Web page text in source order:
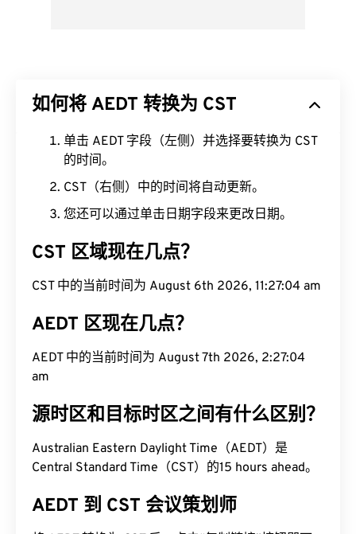
如何将 AEDT 转换为 CST
单击 AEDT 字段（左侧）并选择要转换为 CST
的时间。
CST（右侧）中的时间将自动更新。
您还可以通过单击日期字段来更改日期。
CST 区域现在几点？
CST 中的当前时间为 August 6th 2026, 11:27:05 am
AEDT 区现在几点？
AEDT 中的当前时间为 August 7th 2026, 2:27:05
am
源时区和目标时区之间有什么区别？
Australian Eastern Daylight Time（AEDT）是
Central Standard Time（CST）的15 hours ahead。
AEDT 到 CST 会议策划师